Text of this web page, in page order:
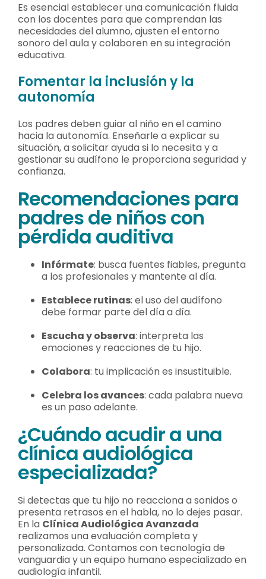
Es esencial establecer una comunicación fluida
con los docentes para que comprendan las
necesidades del alumno, ajusten el entorno
sonoro del aula y colaboren en su integración
educativa.
Fomentar la inclusión y la
autonomía
Los padres deben guiar al niño en el camino
hacia la autonomía. Enseñarle a explicar su
situación, a solicitar ayuda si lo necesita y a
gestionar su audífono le proporciona seguridad y
confianza.
Recomendaciones para
padres de niños con
pérdida auditiva
Infórmate: busca fuentes fiables, pregunta
a los profesionales y mantente al día.
Establece rutinas: el uso del audífono
debe formar parte del día a día.
Escucha y observa: interpreta las
emociones y reacciones de tu hijo.
Colabora: tu implicación es insustituible.
Celebra los avances: cada palabra nueva
es un paso adelante.
¿Cuándo acudir a una
clínica audiológica
especializada?
Si detectas que tu hijo no reacciona a sonidos o
presenta retrasos en el habla, no lo dejes pasar.
En la Clínica Audiológica Avanzada
realizamos una evaluación completa y
personalizada. Contamos con tecnología de
vanguardia y un equipo humano especializado en
audiología infantil.